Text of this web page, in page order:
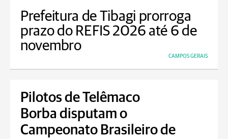
Prefeitura de Tibagi prorroga
prazo do REFIS 2026 até 6 de
novembro
CAMPOS GERAIS
Pilotos de Telêmaco
Borba disputam o
Campeonato Brasileiro de